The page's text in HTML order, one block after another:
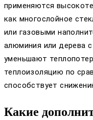
применяются
как многослойное
или газовыми
алюминия или дерева
уменьшают
теплоизоляцию по
способствует
Какие